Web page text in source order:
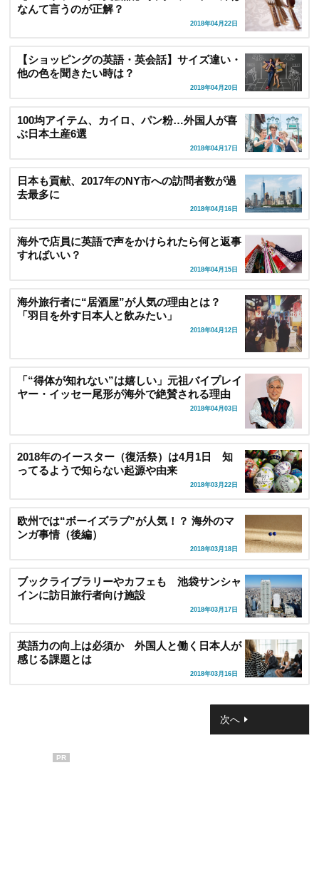
なんて言うのが正解？
2018年04月22日
【ショッピングの英語・英会話】サイズ違い・
他の色を聞きたい時は？
2018年04月20日
100均アイテム、カイロ、パン粉…外国人が喜
ぶ日本土産6選
2018年04月17日
日本も貢献、2017年のNY市への訪問者数が過
去最多に
2018年04月16日
海外で店員に英語で声をかけられたら何と返事
すればいい？
2018年04月15日
海外旅行者に“居酒屋”が人気の理由とは？
「羽目を外す日本人と飲みたい」
2018年04月12日
「“得体が知れない”は嬉しい」元祖バイプレイ
ヤー・イッセー尾形が海外で絶賛される理由
2018年04月03日
2018年のイースター（復活祭）は4月1日 知
ってるようで知らない起源や由来
2018年03月22日
欧州では“ボーイズラブ”が人気！？ 海外のマ
ンガ事情（後編）
2018年03月18日
ブックライブラリーやカフェも 池袋サンシャ
インに訪日旅行者向け施設
2018年03月17日
英語力の向上は必須か 外国人と働く日本人が
感じる課題とは
2018年03月16日
次へ
PR